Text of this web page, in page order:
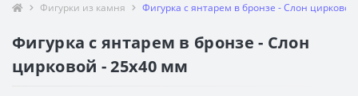
Фигурки из камня Фигурка с янтарем в бронзе - Слон
Фигурка с янтарем в бронзе - Слон
цирковой - 25х40 мм